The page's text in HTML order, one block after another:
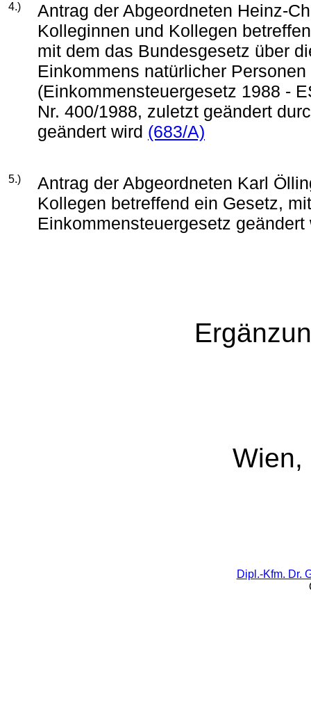
4.)
Antrag der Abgeordneten Heinz-
Kolleginnen und Kollegen
mit dem das Bundesgesetz über
Einkommens natürlicher Personen
(Einkommensteuergesetz 1988 -
Nr. 400/1988, zuletzt geändert
geändert wird (683/A)
5.)
Antrag der Abgeordneten Karl
Kollegen betreffend ein Gesetz,
Einkommensteuergesetz
Wien,
Dipl.-Kfm. Dr.